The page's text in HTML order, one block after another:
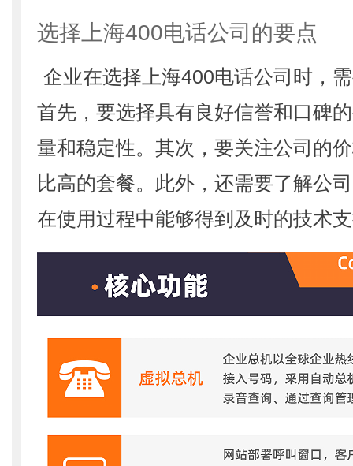
选择上海400电话公司的要点
企业在选择上海400电话公司时，
首先，要选择具有良好信誉和口碑
量和稳定性。其次，要关注公司的
比高的套餐。此外，还需要了解公
在使用过程中能够得到及时的技术